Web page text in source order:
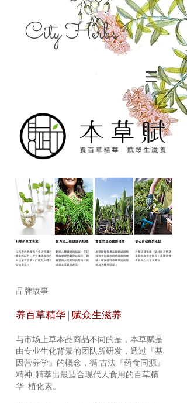
City Herbs
品牌故事
养百草精华 | 赋众生滋养
与市场上草本品商品不同的是，本草赋是
由专业生化背景的团队所研发，透过『基
因营养学』的概念，循 古法『药食同源』
精神, 精萃出最适合现代人食用的百草精
华-植化素。